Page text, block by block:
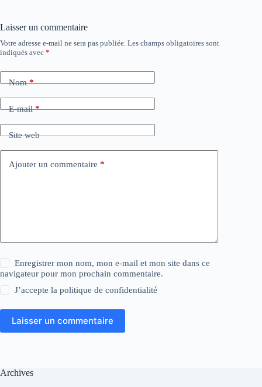
Laisser un commentaire
Votre adresse e-mail ne sera pas publiée. Les champs obligatoires sont
indiqués avec *
Nom*
E-mail*
Site web
Ajouter un commentaire *
Enregistrer mon nom, mon e-mail et mon site dans ce
navigateur pour mon prochain commentaire.
J’accepte lapolitique de confidentialité
Laisser un commentaire
Archives